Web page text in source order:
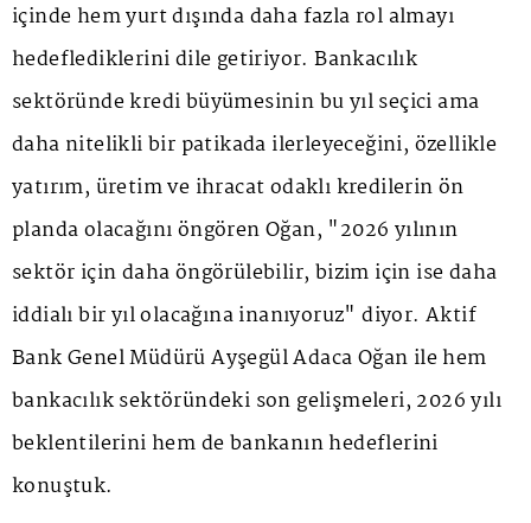
içinde hem yurt dışında daha fazla rol almayı
hedeflediklerini dile getiriyor. Bankacılık
sektöründe kredi büyümesinin bu yıl seçici ama
daha nitelikli bir patikada ilerleyeceğini, özellikle
yatırım, üretim ve ihracat odaklı kredilerin ön
planda olacağını öngören Oğan, "2026 yılının
sektör için daha öngörülebilir, bizim için ise daha
iddialı bir yıl olacağına inanıyoruz" diyor. Aktif
Bank Genel Müdürü Ayşegül Adaca Oğan ile hem
bankacılık sektöründeki son gelişmeleri, 2026 yılı
beklentilerini hem de bankanın hedeflerini
konuştuk.